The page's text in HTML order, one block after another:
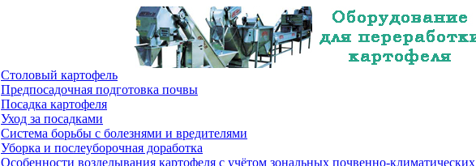
Столовый картофель
Предпосадочная подготовка почвы
Посадка картофеля
Уход за посадками
Система борьбы с болезнями и вредителями
Уборка и послеуборочная доработка
Особенности возделывания картофеля с учётом зональных почвенно-климатических